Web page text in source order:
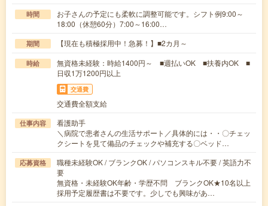
時間
お子さんの予定にも柔軟に調整可能です。シフト例9:00～
18:00（休憩60分）7:00～16:00…
期間 【現在も積極採用中！急募！】■2カ月～
時給
無資格未経験：時給1400円～ ■週払いOK ■扶養内OK ■
日収1万1200円以上
交通費
交通費全額支給
仕事内容
看護助手
＼病院で患者さんの生活サポート／具体的には・・〇チェッ
クシートを見て備品のチェックや補充する〇ベッド…
応募資格
職種未経験OK / ブランクOK / パソコンスキル不要 / 英語力不
要
無資格・未経験OK年齢・学歴不問 ブランクOK★10名以上
採用予定履歴書は不要です。少しでも興味があ…